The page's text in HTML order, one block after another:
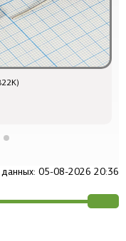
05-08-2026 20:36